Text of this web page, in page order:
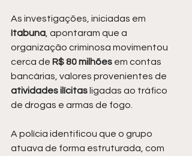
As investigações, iniciadas em
Itabuna , apontaram que a
organização criminosa movimentou
cerca de R$ 80 milhões em contas
bancárias, valores provenientes de
atividades ilícitas ligadas ao tráfico
de drogas e armas de fogo.
A polícia identificou que o grupo
atuava de forma estruturada, com